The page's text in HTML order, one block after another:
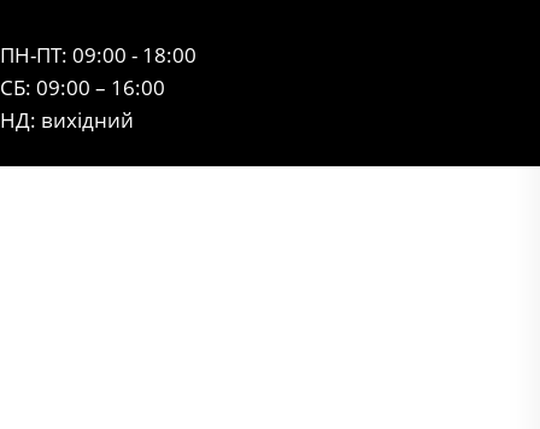
ПН-ПТ: 09:00 - 18:00
СБ: 09:00 – 16:00
НД: вихідний